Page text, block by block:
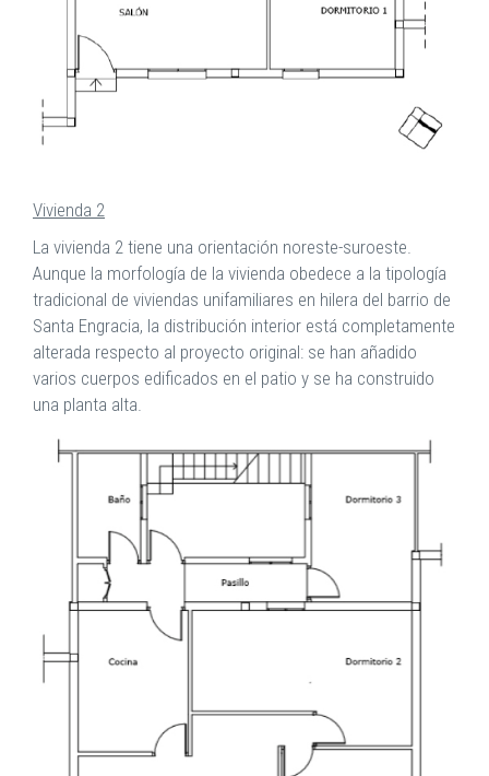
Vivienda 2
La vivienda 2 tiene una orientación noreste-suroeste.
Aunque la morfología de la vivienda obedece a la tipología
tradicional de viviendas unifamiliares en hilera del barrio de
Santa Engracia, la distribución interior está completamente
alterada respecto al proyecto original: se han añadido
varios cuerpos edificados en el patio y se ha construido
una planta alta.